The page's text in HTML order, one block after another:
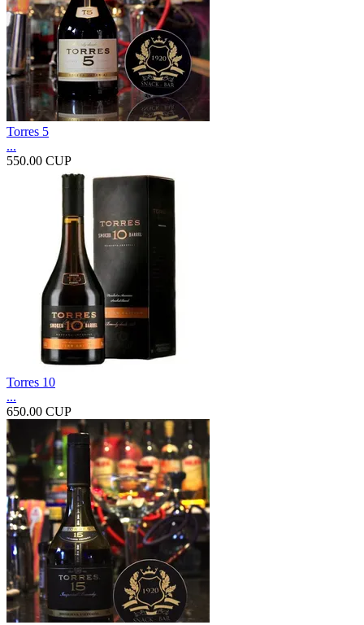
Torres 5
...
550.00 CUP
Torres 10
...
650.00 CUP